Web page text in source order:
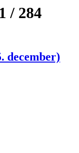
1 / 284
december)